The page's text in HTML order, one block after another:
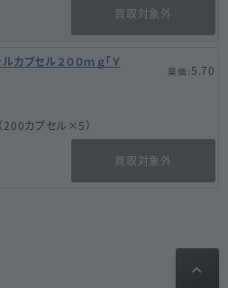
買取対象外
カプセル２００ｍｇ「Ｙ
5.70
（200カプセル×5）
買取対象外